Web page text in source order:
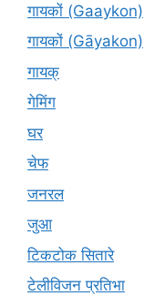
गायकों (Gaaykon)
गायकों (Gāyakon)
गायक्
गेमिंग
घर
चेफ
जनरल
जुआ
टिकटोक सितारे
टेलीविजन प्रतिभा